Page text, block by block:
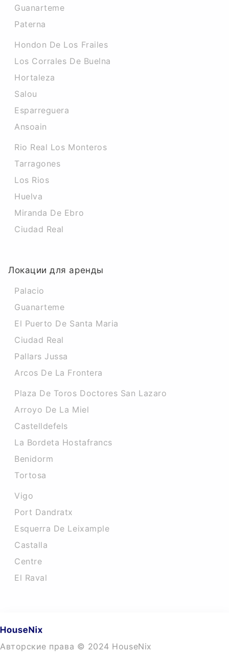
Guanarteme
Paterna
Hondon De Los Frailes
Los Corrales De Buelna
Hortaleza
Salou
Esparreguera
Ansoain
Rio Real Los Monteros
Tarragones
Los Rios
Huelva
Miranda De Ebro
Ciudad Real
Локации для аренды
Palacio
Guanarteme
El Puerto De Santa Maria
Ciudad Real
Pallars Jussa
Arcos De La Frontera
Plaza De Toros Doctores San Lazaro
Arroyo De La Miel
Castelldefels
La Bordeta Hostafrancs
Benidorm
Tortosa
Vigo
Port Dandratx
Esquerra De Leixample
Castalla
Centre
El Raval
Авторские права © 2024 HouseNix